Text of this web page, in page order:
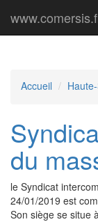
Accueil
du
le Syndicat
24/01/2019 est
Son siège se situe